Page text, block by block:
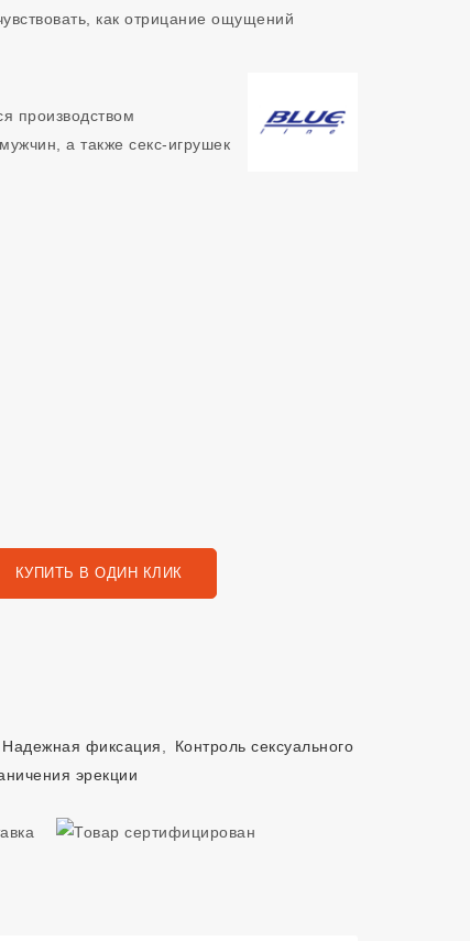
как отрицание ощущений
производством
а также секс-игрушек
КУПИТЬ В ОДИН КЛИК
Надежная фиксация
Контроль сексуального
эрекции